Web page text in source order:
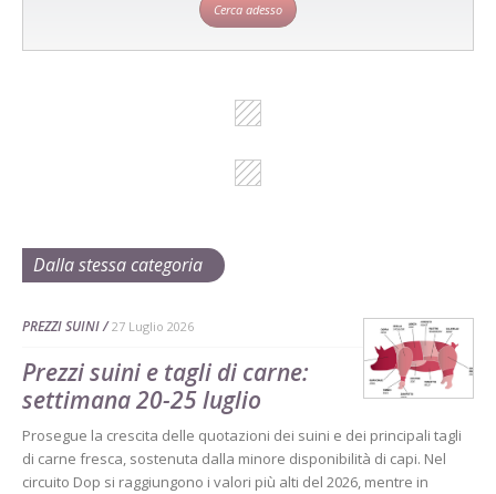
Cerca adesso
Dalla stessa categoria
PREZZI SUINI 27 Luglio 2026
Prezzi suini e tagli di carne:
settimana 20-25 luglio
Prosegue la crescita delle quotazioni dei suini e dei principali tagli
di carne fresca, sostenuta dalla minore disponibilità di capi. Nel
circuito Dop si raggiungono i valori più alti del 2026, mentre in